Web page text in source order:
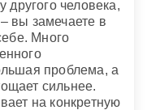
другого человека,
вы замечаете в
Много
проблема, а
сильнее.
на конкретную